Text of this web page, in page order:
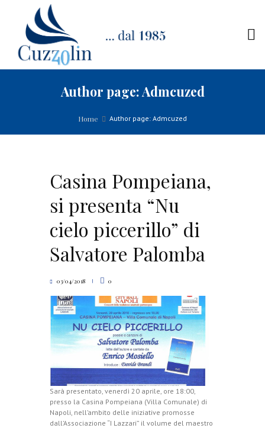
Author page: Admcuzed
Home Author page: Admcuzed
Casina Pompeiana,
si presenta “Nu
cielo piccerillo” di
Salvatore Palomba
03/04/2018 0
Sarà presentato, venerdì 20 aprile, ore 18:00,
presso la Casina Pompeiana (Villa Comunale) di
Napoli, nell’ambito delle iniziative promosse
dall’Associazione “I Lazzari” il volume del maestro